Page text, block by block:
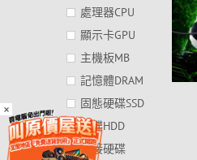
×
處理器CPU
顯示卡GPU
主機板MB
記憶體DRAM
固態硬碟SSD
硬碟HDD
外接硬碟